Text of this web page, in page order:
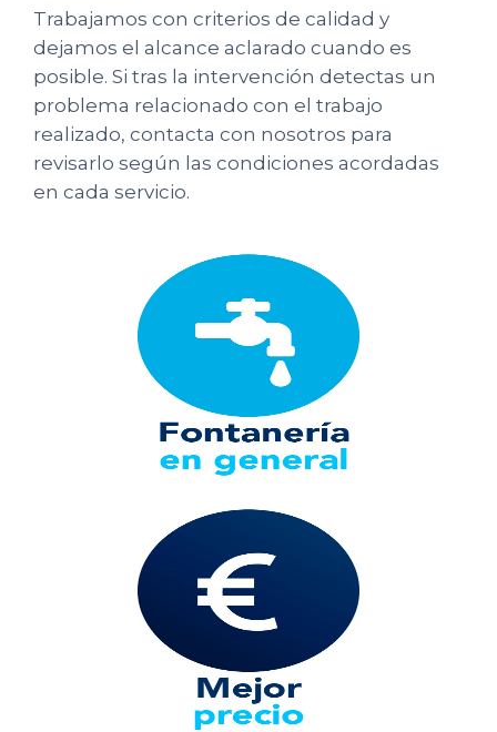
Trabajamos con criterios de calidad y
dejamos el alcance aclarado cuando es
posible. Si tras la intervención detectas un
problema relacionado con el trabajo
realizado, contacta con nosotros para
revisarlo según las condiciones acordadas
en cada servicio.